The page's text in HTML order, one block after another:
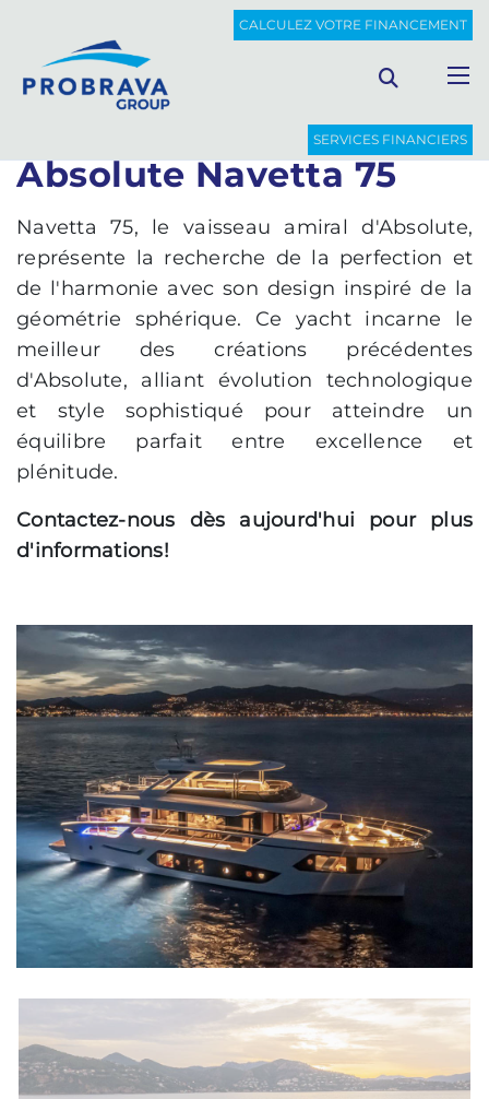
CALCULEZ VOTRE FINANCEMENT
SERVICES FINANCIERS
BATEAUX NOUVEAUX ABSOLUTE NAVETTA 75
Retour à la liste
Absolute Navetta 75
Navetta 75, le vaisseau amiral d'Absolute,
représente la recherche de la perfection et
de l'harmonie avec son design inspiré de la
géométrie sphérique. Ce yacht incarne le
meilleur des créations précédentes
d'Absolute, alliant évolution technologique
et style sophistiqué pour atteindre un
équilibre parfait entre excellence et
plénitude.
Contactez-nous dès aujourd'hui pour plus
d'informations!